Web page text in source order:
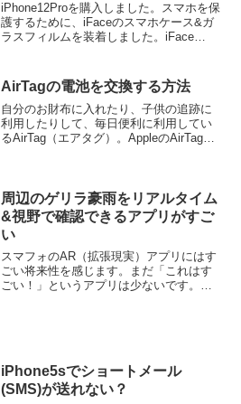
iPhone12Proを購入しました。スマホを保
護するために、iFaceのスマホケース&ガ
ラスフィルムを装着しました。iFace
だったので。...
AirTagの電池を交換する方法
自分のお財布に入れたり、子供の追跡に
利用したりして、毎日便利に利用してい
るAirTag（エアタグ）。AppleのAirTagが
周辺のゲリラ豪雨をリアルタイム
&視野で確認できるアプリがすご
い
スマフォのAR（拡張現実）アプリにはす
ごい将来性を感じます。まだ「これはす
ごい！」というアプリは少ないです。本
iPhone5sでショートメール
(SMS)が送れない？